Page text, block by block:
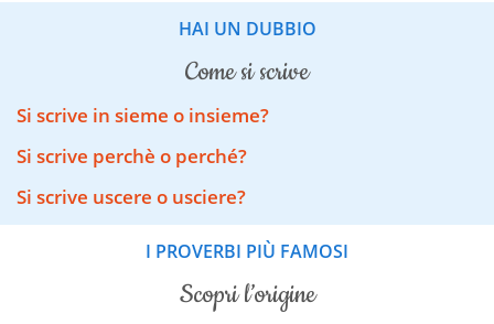
HAI UN DUBBIO
come si scrive
Si scrive in sieme o insieme?
Si scrive perchè o perché?
Si scrive uscere o usciere?
I PROVERBI PIÙ FAMOSI
scopri l’origine